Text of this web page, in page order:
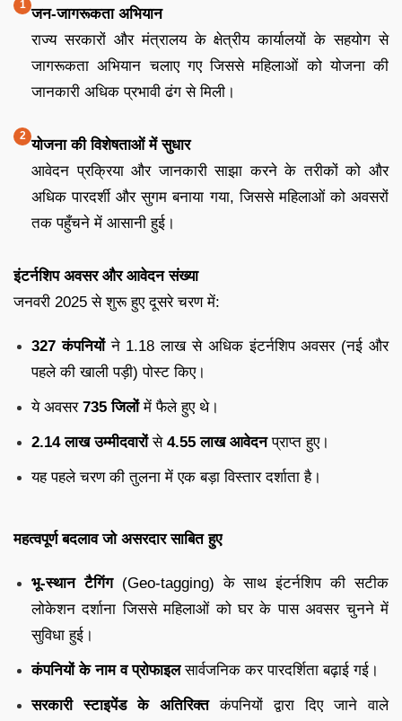
जन-जागरूकता अभियान
राज्य सरकारों और मंत्रालय के क्षेत्रीय कार्यालयों के सहयोग से
जागरूकता अभियान चलाए गए जिससे महिलाओं को योजना की
जानकारी अधिक प्रभावी ढंग से मिली।
योजना की विशेषताओं में सुधार
आवेदन प्रक्रिया और जानकारी साझा करने के तरीकों को और
अधिक पारदर्शी और सुगम बनाया गया, जिससे महिलाओं को अवसरों
तक पहुँचने में आसानी हुई।
इंटर्नशिप अवसर और आवेदन संख्या
जनवरी 2025 से शुरू हुए दूसरे चरण में:
327 कंपनियोंने 1.18 लाख से अधिक इंटर्नशिप अवसर (नई और
पहले की खाली पड़ी) पोस्ट किए।
ये अवसर 735 जिलोंमें फैले हुए थे।
2.14 लाख उम्मीदवारोंसे 4.55 लाख आवेदनप्राप्त हुए।
यह पहले चरण की तुलना में एक बड़ा विस्तार दर्शाता है।
महत्वपूर्ण बदलाव जो असरदार साबित हुए
भू-स्थान टैगिंग(Geo-tagging) के साथ इंटर्नशिप की सटीक
लोकेशन दर्शाना जिससे महिलाओं को घर के पास अवसर चुनने में
सुविधा हुई।
कंपनियों के नाम व प्रोफाइलसार्वजनिक कर पारदर्शिता बढ़ाई गई।
सरकारी स्टाइपेंड के अतिरिक्तकंपनियों द्वारा दिए जाने वाले